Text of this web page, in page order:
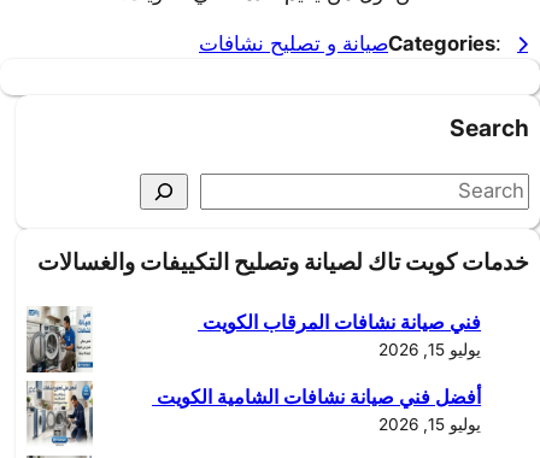
Categories: صيانة و تصليح نشافات
Search
S
a
خدمات كويت تاك لصيانة وتصليح التكييفات والغسالات
فني صيانة نشافات المرقاب الكويت
يوليو 15, 2026
أفضل فني صيانة نشافات الشامية الكويت
يوليو 15, 2026